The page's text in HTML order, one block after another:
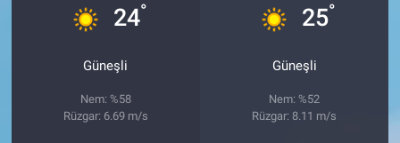
24°
Güneşli
Nem: %58
Rüzgar: 6.69 m/s
25°
Güneşli
Nem: %52
Rüzgar: 8.11 m/s